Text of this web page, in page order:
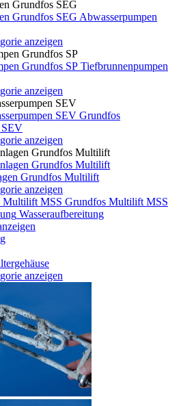
Abwasserpumpen
anzeigen
Tiefbrunnenpumpen
anzeigen
Grundfos
SEV
anzeigen
Grundfos Multilift
anzeigen
Grundfos Multilift MSS
Wasseraufbereitung
anzeigen